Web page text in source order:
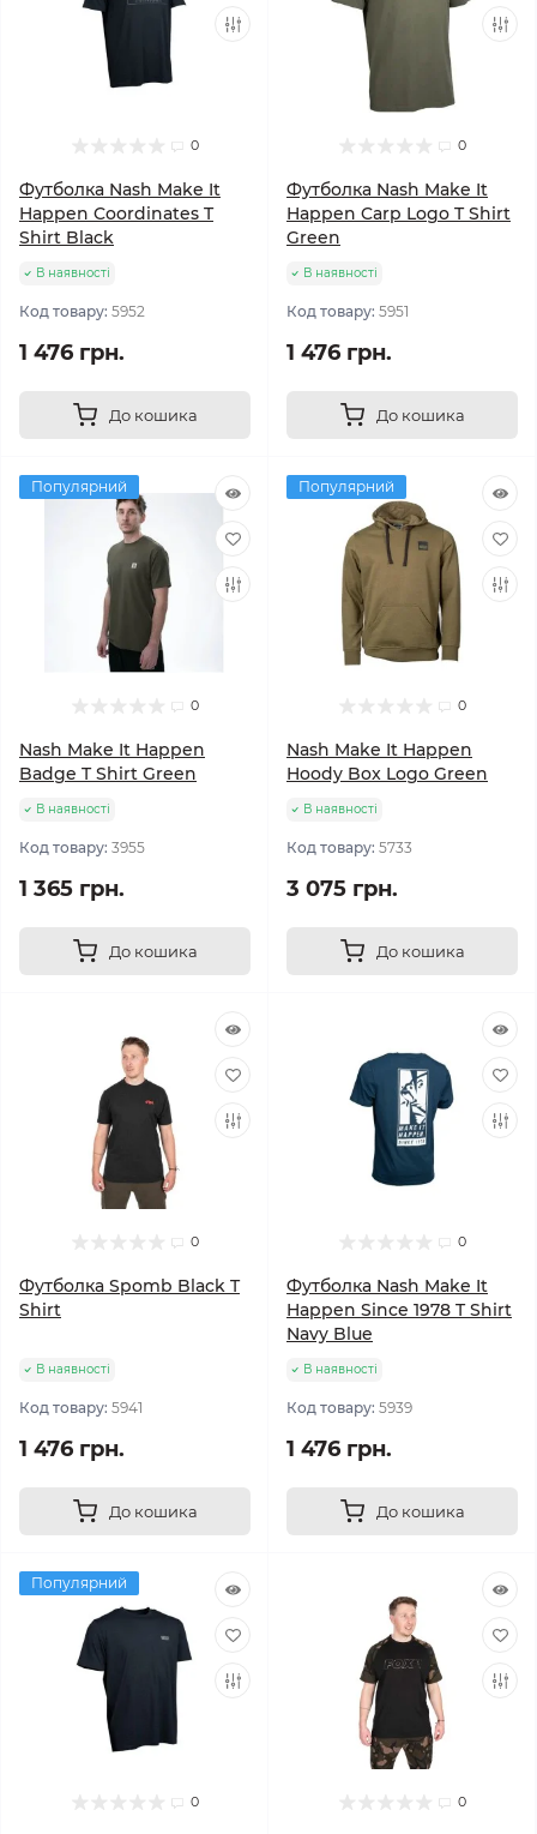
0
Футболка Nash Make It
Happen Coordinates T
Shirt Black
В наявності
Код товару: 5952
1 476 грн.
До кошика
0
Футболка Nash Make It
Happen Carp Logo T Shirt
Green
В наявності
Код товару: 5951
1 476 грн.
До кошика
Популярний
0
Nash Make It Happen
Badge T Shirt Green
В наявності
Код товару: 3955
1 365 грн.
До кошика
Популярний
0
Nash Make It Happen
Hoody Box Logo Green
В наявності
Код товару: 5733
3 075 грн.
До кошика
0
Футболка Spomb Black T
Shirt
В наявності
Код товару: 5941
1 476 грн.
До кошика
0
Футболка Nash Make It
Happen Since 1978 T Shirt
Navy Blue
В наявності
Код товару: 5939
1 476 грн.
До кошика
Популярний
0 0